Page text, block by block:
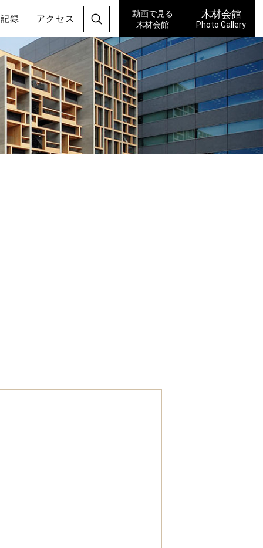
録 アクセス
動画で見る
木材会館
木材会館
Photo Gallery